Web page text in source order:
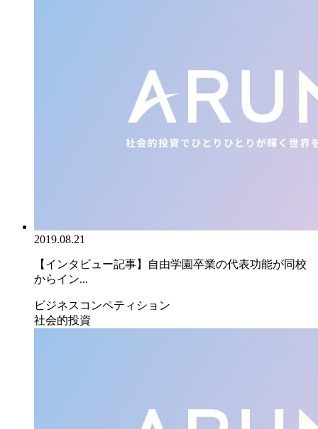
2019.08.21
【インタビュー記事】自由学園卒業の代表功能が同校
からイン...
ビジネスコンペティション
社会的投資